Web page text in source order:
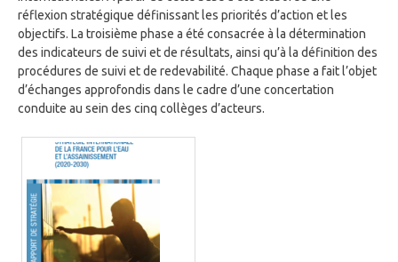
réflexion stratégique définissant les priorités d’action et les
objectifs. La troisième phase a été consacrée à la détermination
des indicateurs de suivi et de résultats, ainsi qu’à la définition des
procédures de suivi et de redevabilité. Chaque phase a fait l’objet
d’échanges approfondis dans le cadre d’une concertation
conduite au sein des cinq collèges d’acteurs.